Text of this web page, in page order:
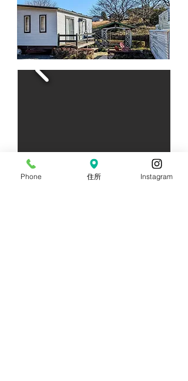
Phone 住所 Instagram